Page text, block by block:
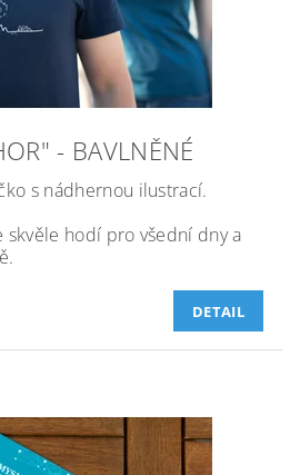
- BAVLNĚNÉ
s nádhernou ilustrací.
skvěle hodí pro všední dny a
DETAIL